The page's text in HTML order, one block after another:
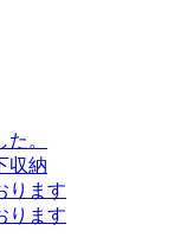
。
収納
ります
ります